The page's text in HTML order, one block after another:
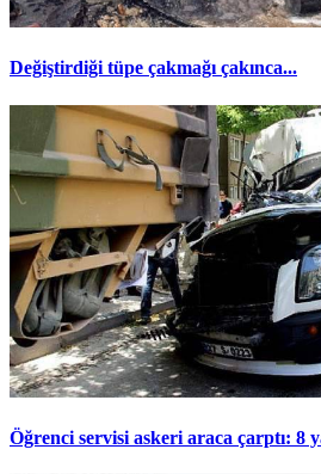
Değiştirdiği tüpe çakmağı çakınca...
Öğrenci servisi askeri araca çarptı: 8